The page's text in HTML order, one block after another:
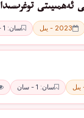
توغرىسىدا
2023 - يىل سان: 1 - سان
سان: 1 - سان